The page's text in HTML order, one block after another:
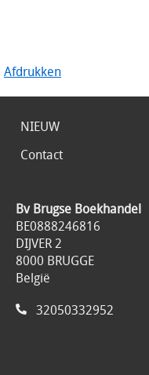
Afdrukken
NIEUW
Contact
Bv Brugse Boekhandel
BE0888246816
DIJVER 2
8000 BRUGGE
België
32050332952